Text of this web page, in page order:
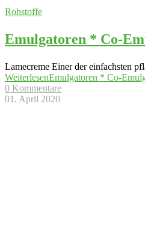
Rohstoffe
Emulgatoren * Co-
Lamecreme Einer der einfachsten
WeiterlesenEmulgatoren * Co-
0 Kommentare
01. April 2020